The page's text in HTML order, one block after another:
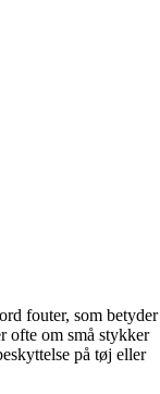
fouter, som betyder
ofte om små stykker
på tøj eller